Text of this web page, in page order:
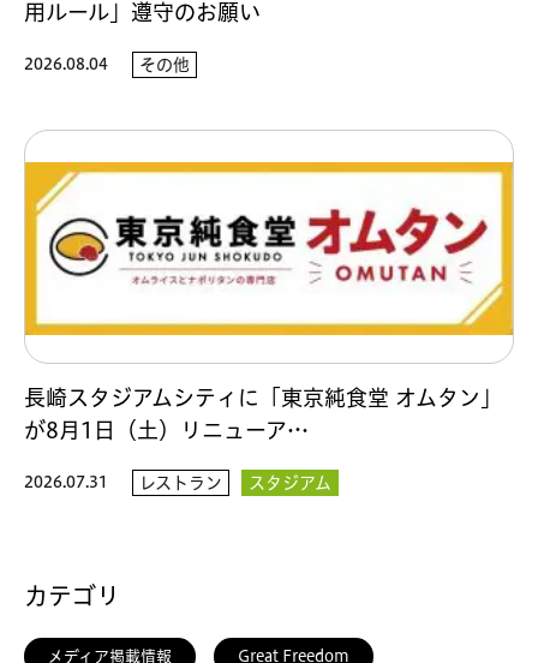
用ルール」遵守のお願い
2026.08.04 その他
長崎スタジアムシティに「東京純食堂 オムタン」
が8月1日（土）リニューア…
2026.07.31 レストラン スタジアム
カテゴリ
メディア掲載情報 Great Freedom